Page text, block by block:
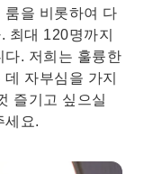
룸을 비롯하여 다
최대 120명까지
다. 저희는 훌륭한
자부심을 가지
즐기고 싶으실
세요.